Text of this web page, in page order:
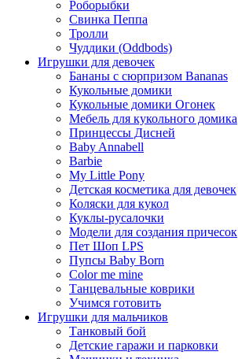
Роборыбки
Свинка Пеппа
Тролли
Чуддики (Oddbods)
Игрушки для девочек
Бананы с сюрпризом Bananas
Кукольные домики
Кукольные домики Огонек
Мебель для кукольного домика
Принцессы Дисней
Baby Annabell
Barbie
My Little Pony
Детская косметика для девочек
Коляски для кукол
Куклы-русалочки
Модели для создания причесок
Пет Шоп LPS
Пупсы Baby Born
Сolor me mine
Танцевальные коврики
Учимся готовить
Игрушки для мальчиков
Танковый бой
Детские гаражи и парковки